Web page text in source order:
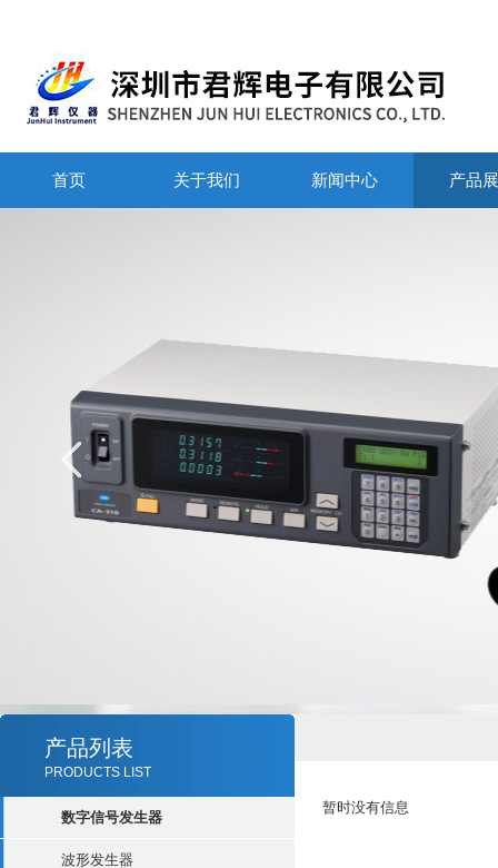
首页 关于我们 新闻中心 产品
产品列表
PRODUCTS LIST
数字信号发生器
波形发生器
暂时没有信息